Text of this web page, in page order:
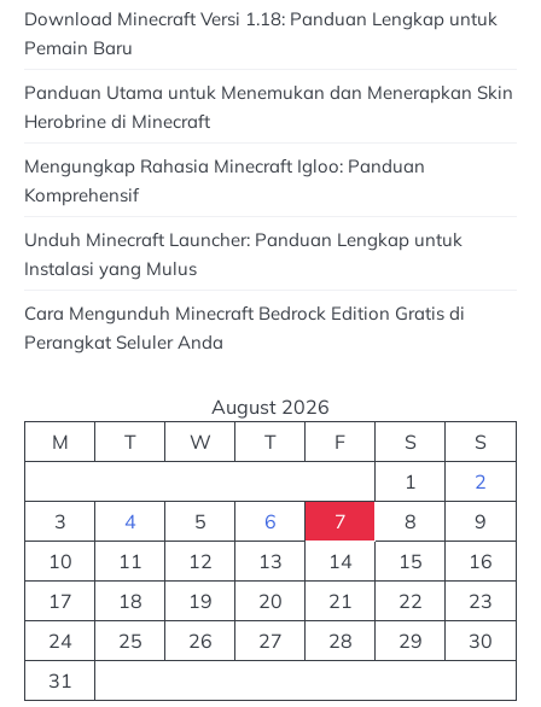
Download Minecraft Versi 1.18: Panduan Lengkap untuk
Pemain Baru
Panduan Utama untuk Menemukan dan Menerapkan Skin
Herobrine di Minecraft
Mengungkap Rahasia Minecraft Igloo: Panduan
Komprehensif
Unduh Minecraft Launcher: Panduan Lengkap untuk
Instalasi yang Mulus
Cara Mengunduh Minecraft Bedrock Edition Gratis di
Perangkat Seluler Anda
August 2026
M
T W T F S
S
1
2
3
4 5 6 7 8
9
10
11 12 13 14 15
16
17
18 19 20 21 22
23
24
25 26 27 28 29
30
31